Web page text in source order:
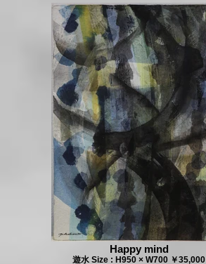
Happy mind
遊水 Size : H950 × W700 ￥35,000